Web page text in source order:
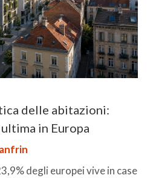
delle abitazioni:
in Europa
degli europei vive in case